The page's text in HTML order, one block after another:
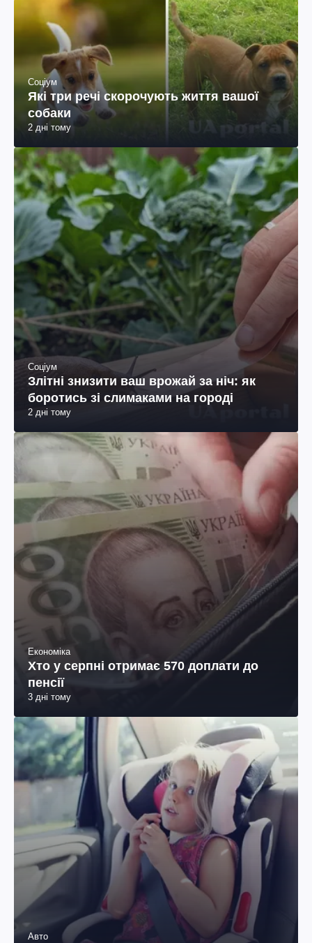
Соціум
Які три речі скорочують життя вашої
собаки
2 дні тому
Соціум
Злітні знизити ваш врожай за ніч: як
боротись зі слимаками на городі
2 дні тому
Економіка
Хто у серпні отримає 570 доплати до
пенсії
3 дні тому
Авто